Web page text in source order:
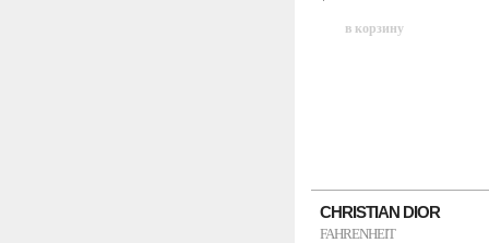
CHRISTIAN DIOR
FAHRENHEIT